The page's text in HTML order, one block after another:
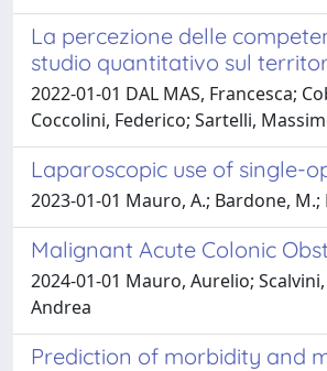
La percezione delle
studio quantitativo sul
2022-01-01 DAL MAS, Francesca;
Coccolini, Federico; Sartelli,
Laparoscopic use of single-
2023-01-01 Mauro, A.; Bardone,
Malignant Acute Colonic
2024-01-01 Mauro, Aurelio;
Andrea
Prediction of morbidity and